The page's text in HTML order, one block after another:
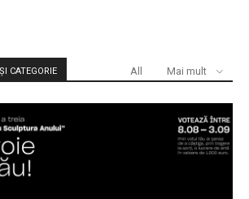
CATEGORIE All Mai mult